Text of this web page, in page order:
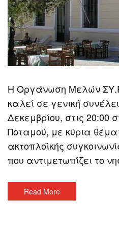
Η Οργάνωση Μελών
καλεί σε γενική
Δεκεμβρίου, στις 20:00
Ποταμού, με κύρια
ακτοπλοϊκής
που αντιμετωπίζει το
Read More